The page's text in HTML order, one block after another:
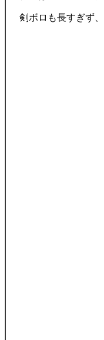
剣ボロも長すぎず